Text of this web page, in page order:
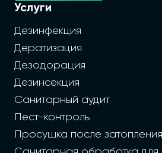
Услуги
Дезинфекция
Дератизация
Дезодорация
Дезинсекция
Санитарный аудит
Пест-контроль
Просушка после затопления